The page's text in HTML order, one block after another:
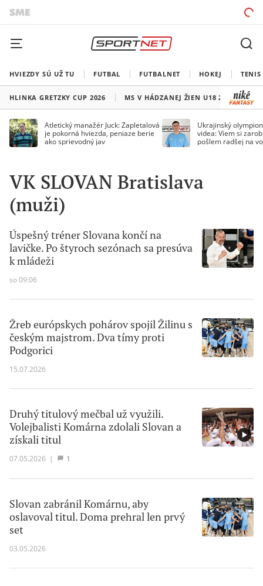
HVIEZDY SÚ UŽ TU FUTBAL FUTBALNET HOKEJ TENIS
HLINKA GRETZKY CUP 2026 MS V HÁDZANEJ ŽIEN U18 2026
Atletický manažér Juck: Zapletalová
je pokorná hviezda, peniaze berie
ako sprievodný jav
Ukrajinský
videa: Viem si
pošlem radšej na
VK SLOVAN Bratislava
(muži)
Úspešný tréner Slovana končí na
lavičke. Po štyroch sezónach sa presúva
k mládeži
so 09:06
Žreb európskych pohárov spojil Žilinu s
českým majstrom. Dva tímy proti
Podgorici
15.07.2026
Druhý titulový mečbal už využili.
Volejbalisti Komárna zdolali Slovan a
získali titul
07.05.2026 | 1
Slovan zabránil Komárnu, aby
oslavoval titul. Doma prehral len prvý
set
03.05.2026